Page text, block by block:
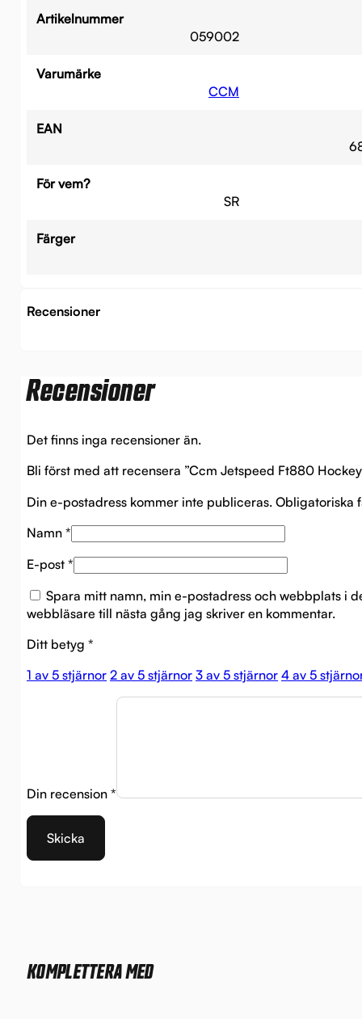
Artikelnummer
059002
Varumärke
CCM
EAN
För vem?
SR
Färger
Recensioner
Recensioner
Det finns inga recensioner än.
Bli först med att recensera ”Ccm Jetspeed Ft880
Din e-postadress kommer inte publiceras. Obligatoriska
Namn *
E-post *
Spara mitt namn, min e-postadress och webbplats i
webbläsare till nästa gång jag skriver en kommentar.
Ditt betyg *
1 av 5 stjärnor 2 av 5 stjärnor 3 av 5 stjärnor 4 av 5
Din recension *
KOMPLETTERA MED